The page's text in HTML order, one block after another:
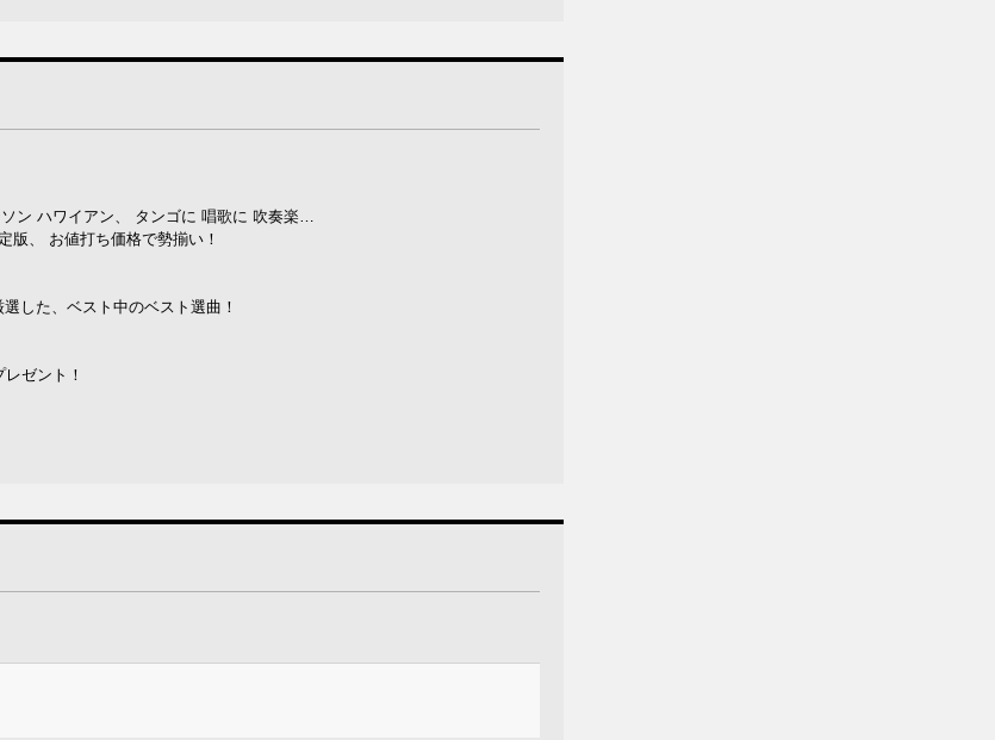
ン ハワイアン、 タンゴに 唱歌に 吹奏楽…
版、 お値打ち価格で勢揃い！
した、ベスト中のベスト選曲！
ゼント！